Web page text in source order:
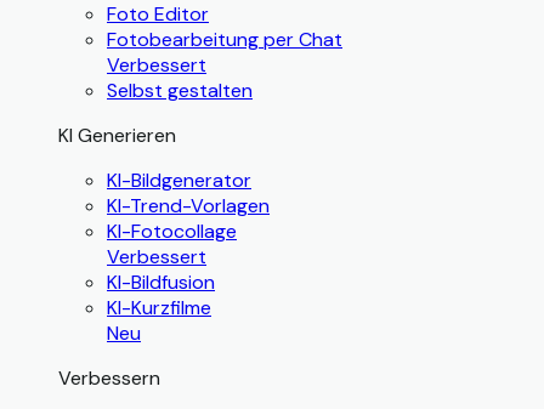
Foto Editor
Fotobearbeitung per Chat
Verbessert
Selbst gestalten
KI Generieren
KI-Bildgenerator
KI-Trend-Vorlagen
KI-Fotocollage
Verbessert
KI-Bildfusion
KI-Kurzfilme
Neu
Verbessern